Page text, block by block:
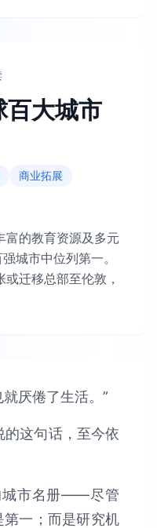
百大城市
商业拓展
富的教育资源及多元
城市中位列第一。
迁移总部至伦敦，
厌倦了生活。”
这句话，至今依
城市名册——尽管
一；而是研究机